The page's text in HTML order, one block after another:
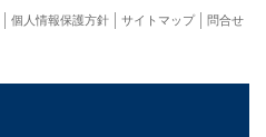
問合せ
サイトマップ
個人情報保護方針